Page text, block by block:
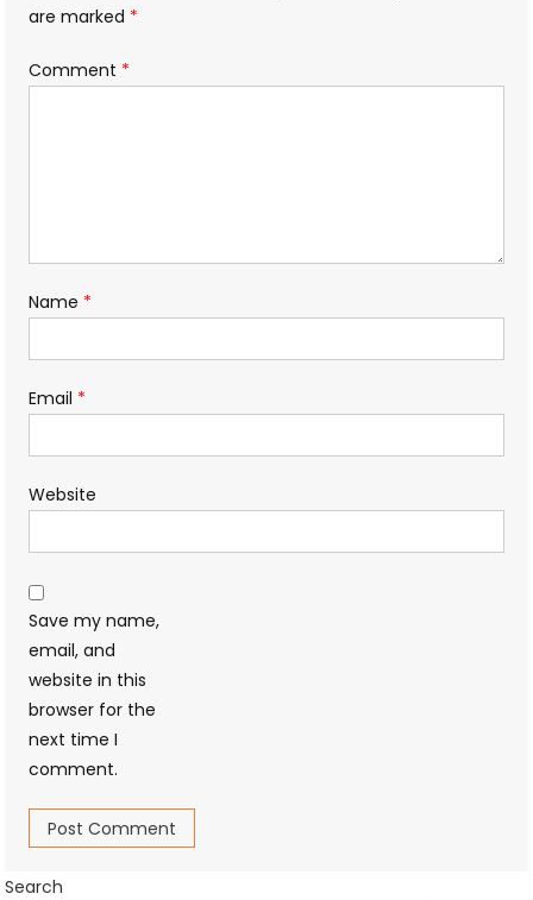
are marked *
Comment *
Name *
Email *
Website
Save my name,
email, and
website in this
browser for the
next time I
comment.
Search